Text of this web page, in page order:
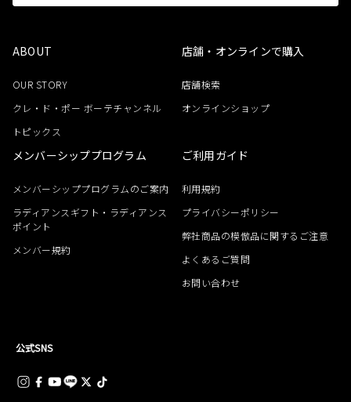
ABOUT
OUR STORY
クレ・ド・ポー ボーテチャンネル
トピックス
店舗・オンラインで購入
店舗検索
オンラインショップ
メンバーシッププログラム
メンバーシッププログラムのご案内
ラディアンスギフト・ラディアンス
ポイント
メンバー規約
ご利用ガイド
利用規約
プライバシーポリシー
弊社商品の模倣品に関するご注意
よくあるご質問
お問い合わせ
公式SNS